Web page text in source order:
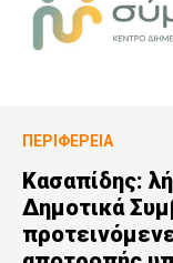
ΠΕΡΙΦΈΡΕΙΑ
Κασαπίδης:
Δημοτικά